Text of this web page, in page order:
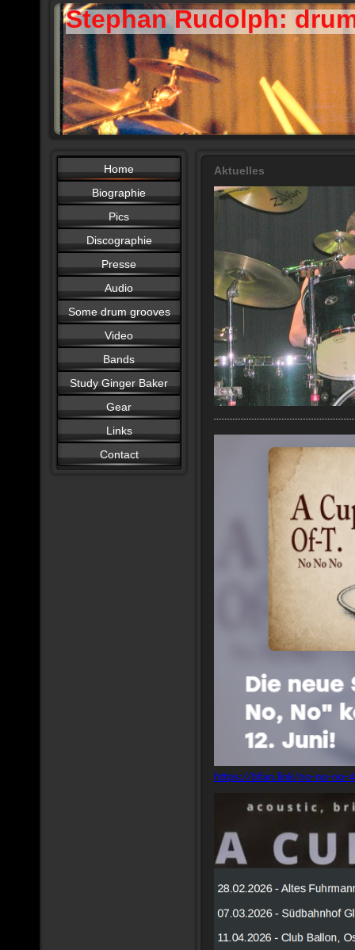
Stephan Rudolph:
Home
Biographie
Pics
Discographie
Presse
Audio
Some drum grooves
Video
Bands
Study Ginger Baker
Gear
Links
Contact
Aktuelles
https://bfan.link/no-no-no-4